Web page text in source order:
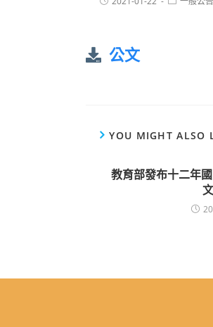
公文
YOU MIGHT ALSO
教育部發布十二年